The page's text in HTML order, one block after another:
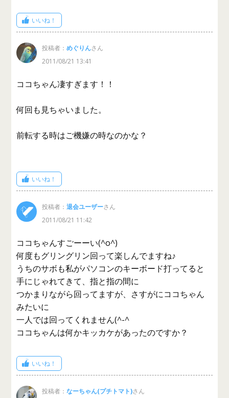
いいね！
投稿者：めぐりんさん
2011/08/21 13:41
ココちゃん凄すぎます！！
何回も見ちゃいました。
前転する時はご機嫌の時なのかな？
いいね！
投稿者：退会ユーザーさん
2011/08/21 11:42
ココちゃんすごーーい(^o^)
何度もグリングリン回って楽しんでますね♪
うちのサボも私がパソコンのキーボード打ってると
手にじゃれてきて、指と指の間に
つかまりながら回ってますが、さすがにココちゃん
みたいに
一人では回ってくれません(^-^ゞ
ココちゃんは何かキッカケがあったのですか？
いいね！
投稿者：なーちゃん(プチトマト)さん